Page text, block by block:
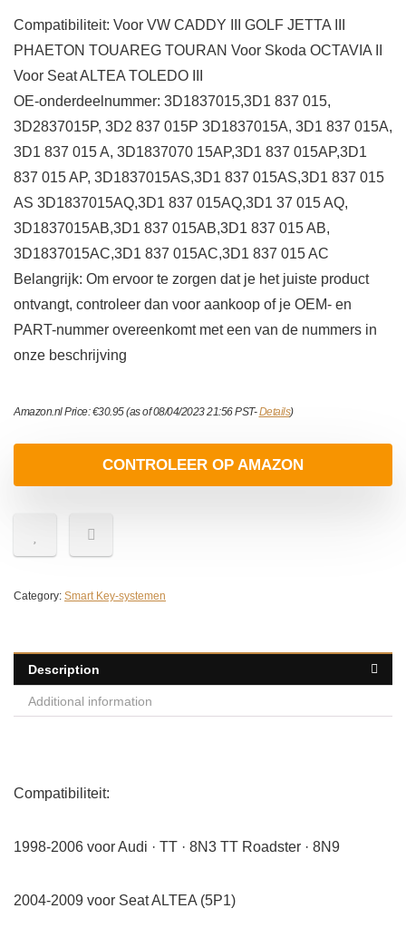
Compatibiliteit: Voor VW CADDY III GOLF JETTA III
PHAETON TOUAREG TOURAN Voor Skoda OCTAVIA II
Voor Seat ALTEA TOLEDO III
OE-onderdeelnummer: 3D1837015,3D1 837 015,
3D2837015P, 3D2 837 015P 3D1837015A, 3D1 837 015A,
3D1 837 015 A, 3D1837070 15AP,3D1 837 015AP,3D1
837 015 AP, 3D1837015AS,3D1 837 015AS,3D1 837 015
AS 3D1837015AQ,3D1 837 015AQ,3D1 37 015 AQ,
3D1837015AB,3D1 837 015AB,3D1 837 015 AB,
3D1837015AC,3D1 837 015AC,3D1 837 015 AC
Belangrijk: Om ervoor te zorgen dat je het juiste product
ontvangt, controleer dan voor aankoop of je OEM- en
PART-nummer overeenkomt met een van de nummers in
onze beschrijving
Amazon.nl Price:€30.95(as of 08/04/2023 21:56 PST-Details)
CONTROLEER OP AMAZON
Category: Smart Key-systemen
Description
Additional information
Compatibiliteit:
1998-2006 voor Audi · TT · 8N3 TT Roadster · 8N9
2004-2009 voor Seat ALTEA (5P1)